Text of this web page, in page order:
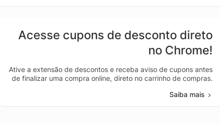
Acesse cupons de desconto direto
no Chrome!
Ative a extensão de descontos e receba aviso de cupons antes
de finalizar uma compra online, direto no carrinho de compras.
Saiba mais